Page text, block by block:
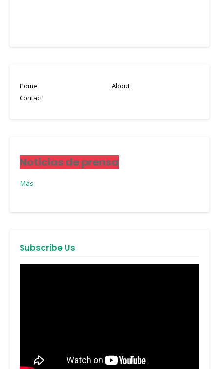
Home
About
Contact
Noticias de prensa
Más
Subscribe Us